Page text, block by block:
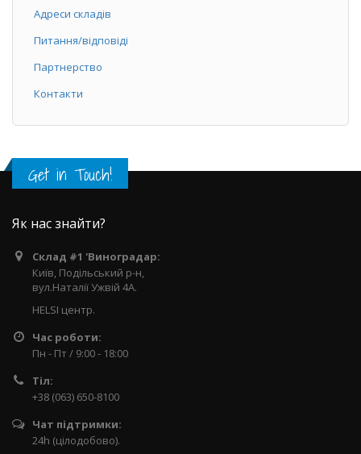
Адреси складів
Питання/відповіді
Партнерство
Контакти
Get in Touch!
Як нас знайти?
Склад #1 'Виноградар:
Київ, Подільський р-н,
вул.Наталії Ужвій 4А.
HELSI центр.
Час роботи:
Пн - Пт / 9:00 - 18:00
Тіл:
+38 (063) 650-8100
Чат підтримки:
24h (цілодобово).